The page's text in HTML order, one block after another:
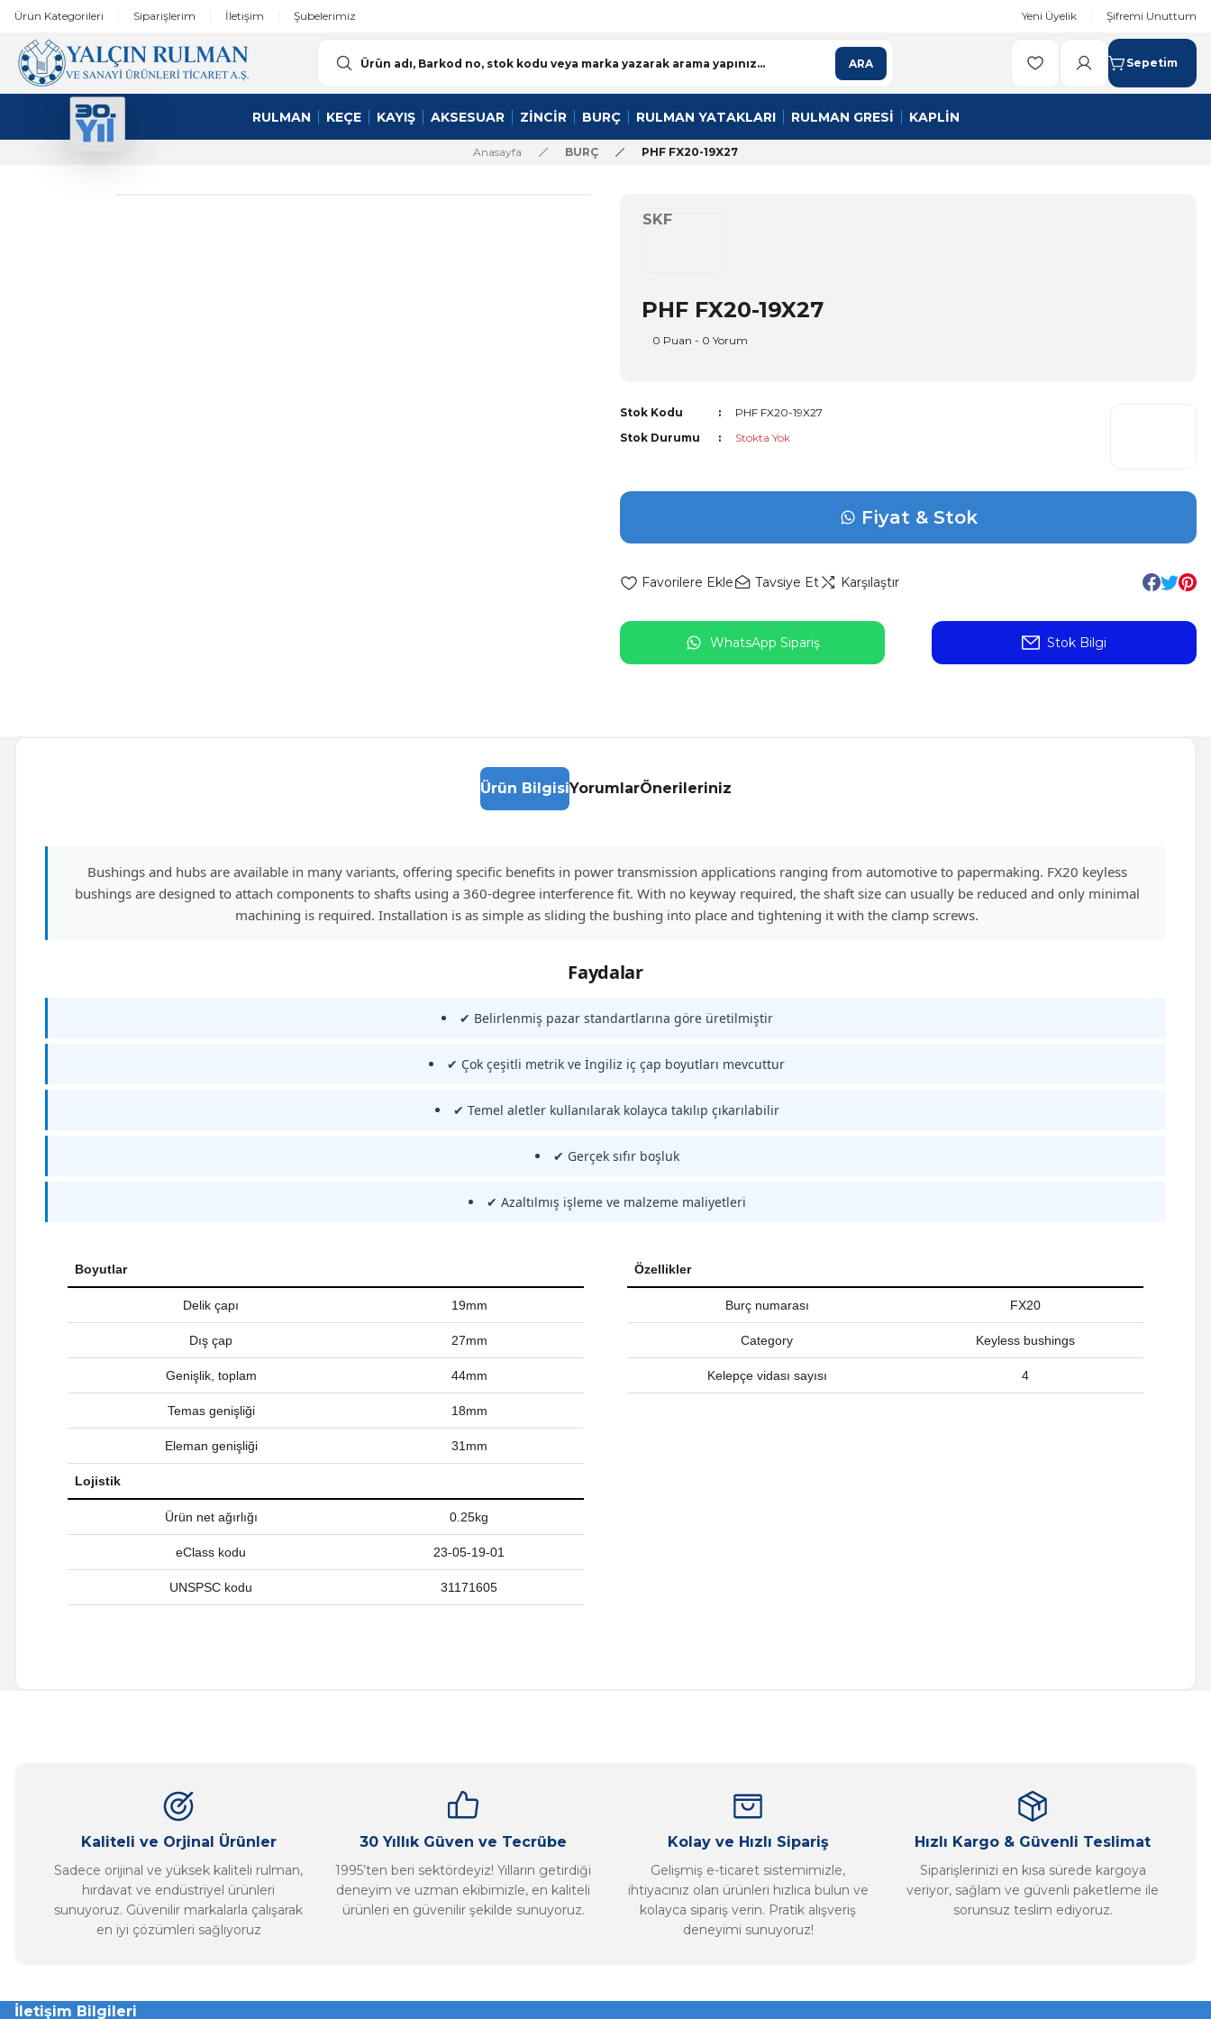
Ürün Kategorileri Siparişlerim İletişim Şubelerimiz Yeni Üyelik Şifremi Unuttum
ARA Sepetim
RULMAN KEÇE KAYIŞ AKSESUAR ZİNCİR BURÇ RULMAN YATAKLARI RULMAN GRESİ KAPLİN
Anasayfa BURÇ PHF FX20-19X27
SKF
PHF FX20-19X27
0 Puan - 0 Yorum
Stok Kodu
PHF FX20-19X27
Stok Durumu
Stokta Yok
Fiyat & Stok
Tavsiye Et Karşılaştır
WhatsApp Sipariş Stok Bilgi
Ürün BilgisiYorumlarÖnerileriniz
Bushings and hubs are available in many variants, offering specific benefits in power transmission applications ranging from automotive to papermaking. FX20 keyless
bushings are designed to attach components to shafts using a 360-degree interference fit. With no keyway required, the shaft size can usually be reduced and only minimal
machining is required. Installation is as simple as sliding the bushing into place and tightening it with the clamp screws.
Faydalar
✔ Belirlenmiş pazar standartlarına göre üretilmiştir
✔ Çok çeşitli metrik ve İngiliz iç çap boyutları mevcuttur
✔ Temel aletler kullanılarak kolayca takılıp çıkarılabilir
✔ Gerçek sıfır boşluk
✔ Azaltılmış işleme ve malzeme maliyetleri
Boyutlar
Delik çapı 19mm
Dış çap 27mm
Genişlik, toplam 44mm
Temas genişliği 18mm
Eleman genişliği 31mm
Lojistik
Ürün net ağırlığı 0.25kg
eClass kodu 23-05-19-01
UNSPSC kodu 31171605
Özellikler
Burç numarası FX20
Category Keyless bushings
Kelepçe vidası sayısı 4
Ürün fiyatı diğer sitelerden daha pahalı.
Bu ürüne benzer farklı alternatifler olmalı.
Kaliteli ve Orjinal Ürünler
Sadece orijinal ve yüksek kaliteli rulman,
hırdavat ve endüstriyel ürünleri
sunuyoruz. Güvenilir markalarla çalışarak
en iyi çözümleri sağlıyoruz
30 Yıllık Güven ve Tecrübe
1995’ten beri sektördeyiz! Yılların getirdiği
deneyim ve uzman ekibimizle, en kaliteli
ürünleri en güvenilir şekilde sunuyoruz.
Kolay ve Hızlı Sipariş
Gelişmiş e-ticaret sistemimizle,
ihtiyacınız olan ürünleri hızlıca bulun ve
kolayca sipariş verin. Pratik alışveriş
deneyimi sunuyoruz!
Hızlı Kargo & Güvenli Teslimat
Siparişlerinizi en kısa sürede kargoya
veriyor, sağlam ve güvenli paketleme ile
sorunsuz teslim ediyoruz.
İletişim Bilgileri